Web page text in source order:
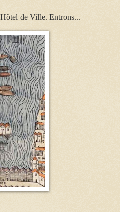
de Ville. Entrons...